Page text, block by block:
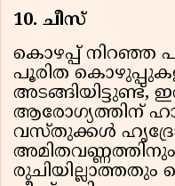
10. ചീസ്
കൊഴപ്പ് നിറഞ്ഞ
പൂരിത
അടങ്ങിയിട്ടുണ്ട്,
ആരോഗ്യത്തിന്
വസ്തുക്കള്‍